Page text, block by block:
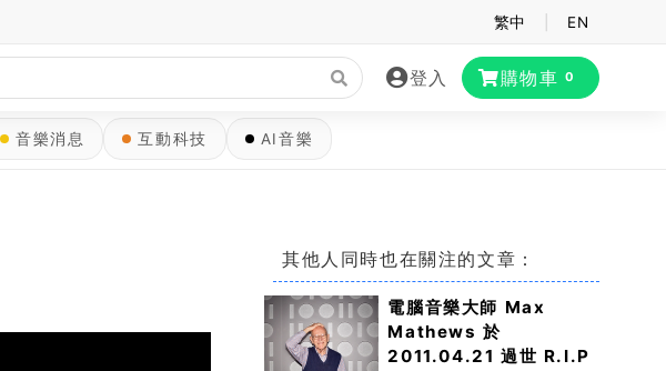
繁中 EN
登入 購物車 0
音樂消息 互動科技 AI音樂
其他人同時也在關注的文章：
電腦音樂大師 Max
Mathews 於
2011.04.21 過世 R.I.P